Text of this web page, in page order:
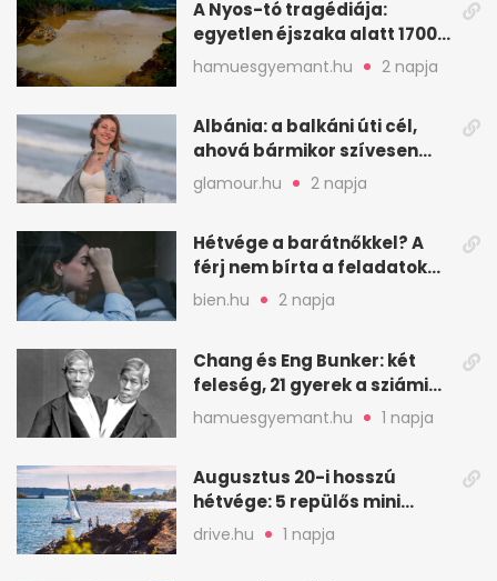
A Nyos-tó tragédiája:
egyetlen éjszaka alatt 1700
ember halt meg
hamuesgyemant.hu 2 napja
Albánia: a balkáni úti cél,
ahová bármikor szívesen
visszamennék
glamour.hu 2 napja
Hétvége a barátnőkkel? A
férj nem bírta a feladatokat,
a feleség levegőt kér
bien.hu 2 napja
Chang és Eng Bunker: két
feleség, 21 gyerek a sziámi
ikrek életében
hamuesgyemant.hu 1 napja
Augusztus 20-i hosszú
hétvége: 5 repülős mini
nyaralás 0 szabadsággal
drive.hu 1 napja